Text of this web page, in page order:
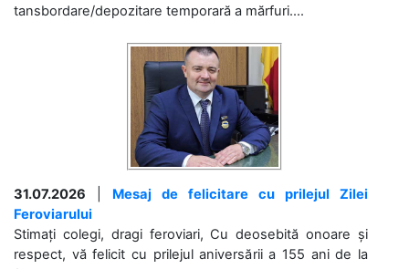
tansbordare/depozitare temporară a mărfuri....
31.07.2026
Mesaj de felicitare cu prilejul Zilei
Feroviarului
Stimați colegi, dragi feroviari, Cu deosebită onoare și
respect, vă felicit cu prilejul aniversării a 155 ani de la